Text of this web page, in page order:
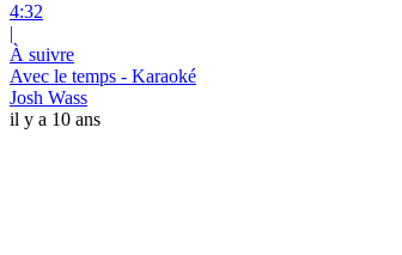
4:32
|
À suivre
Avec le temps - Karaoké
Josh Wass
il y a 10 ans